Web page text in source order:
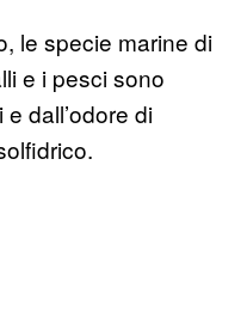
le specie marine di
e i pesci sono
dall’odore di